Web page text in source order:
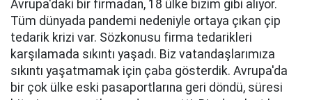
Avrupa'daki bir firmadan, 18 ülke bizim gibi alıyor.
Tüm dünyada pandemi nedeniyle ortaya çıkan çip
tedarik krizi var. Sözkonusu firma tedarikleri
karşılamada sıkıntı yaşadı. Biz vatandaşlarımıza
sıkıntı yaşatmamak için çaba gösterdik. Avrupa'da
bir çok ülke eski pasaportlarına geri döndü, süresi